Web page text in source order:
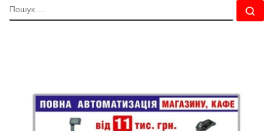
ПОШУК